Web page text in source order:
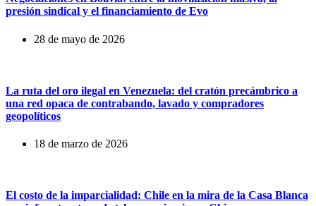
presión sindical y el financiamiento de Evo
28 de mayo de 2026
La ruta del oro ilegal en Venezuela: del cratón precámbrico a
una red opaca de contrabando, lavado y compradores
geopolíticos
18 de marzo de 2026
El costo de la imparcialidad: Chile en la mira de la Casa Blanca